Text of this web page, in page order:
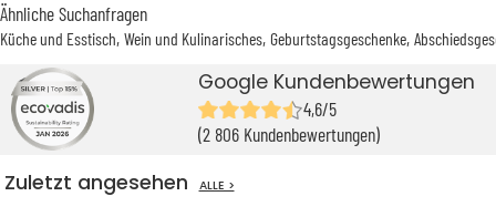
Ähnliche Suchanfragen
Küche und Esstisch Wein und Kulinarisches Geburtstagsgeschenke
Google Kundenbewertungen
4,6/5
(2 806 Kundenbewertungen)
Zuletzt angesehen ALLE >